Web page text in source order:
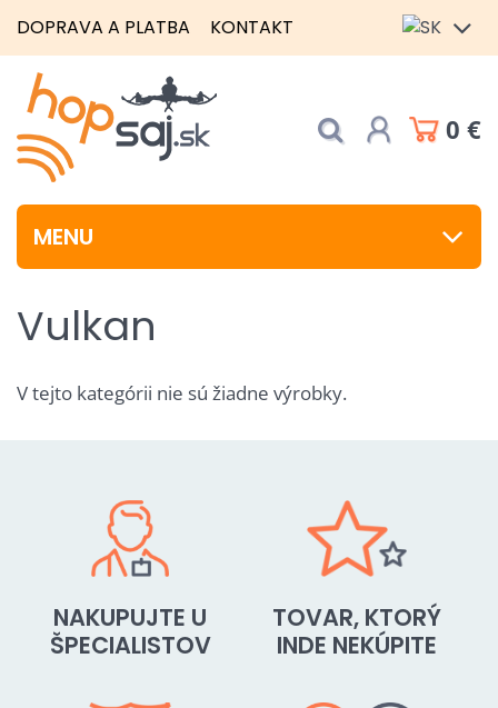
DOPRAVA A PLATBA KONTAKT
0 €
MENU
Vulkan
V tejto kategórii nie sú žiadne výrobky.
NAKUPUJTE U
ŠPECIALISTOV
TOVAR, KTORÝ
INDE NEKÚPITE